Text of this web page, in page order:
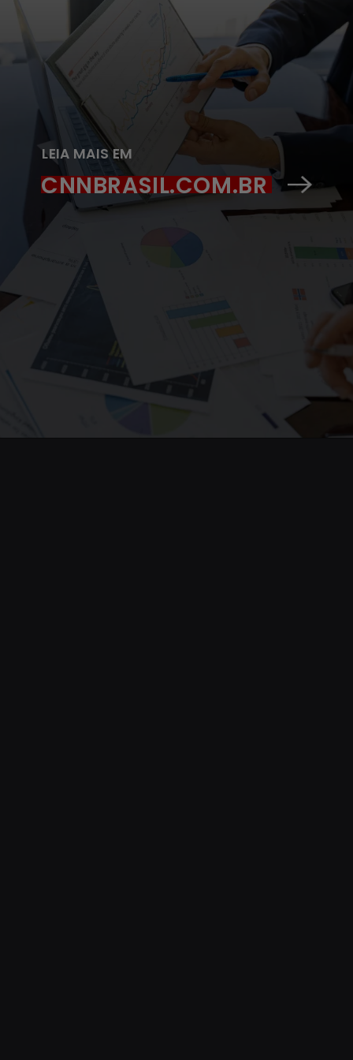
LEIA MAIS EM
CNNBRASIL.COM.BR